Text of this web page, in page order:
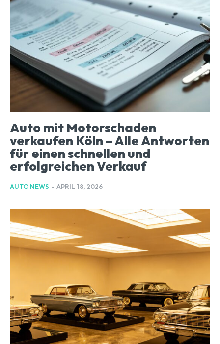
Auto mit Motorschaden
verkaufen Köln – Alle Antworten
für einen schnellen und
erfolgreichen Verkauf
AUTO NEWS - APRIL 18, 2026